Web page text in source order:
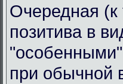
Очередная
позитива в
при обычной